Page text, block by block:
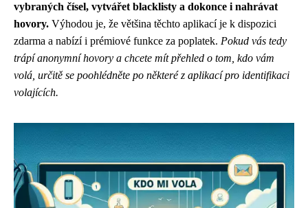
vybraných čísel, vytvářet blacklisty a dokonce i nahrávat
hovory. Výhodou je, že většina těchto aplikací je k dispozici
zdarma a nabízí i prémiové funkce za poplatek. Pokud vás tedy
trápí anonymní hovory a chcete mít přehled o tom, kdo vám
volá, určitě se poohlédněte po některé z aplikací pro identifikaci
volajících.